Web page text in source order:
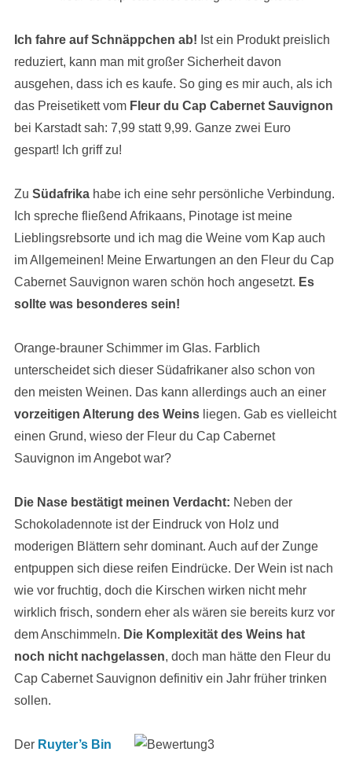
Ich fahre auf Schnäppchen ab! Ist ein Produkt preislich
reduziert, kann man mit großer Sicherheit davon
ausgehen, dass ich es kaufe. So ging es mir auch, als ich
das Preisetikett vom Fleur du Cap Cabernet Sauvignon
bei Karstadt sah: 7,99 statt 9,99. Ganze zwei Euro
gespart! Ich griff zu!
Zu Südafrikahabe ich eine sehr persönliche Verbindung.
Ich spreche fließend Afrikaans, Pinotage ist meine
Lieblingsrebsorte und ich mag die Weine vom Kap auch
im Allgemeinen! Meine Erwartungen an den Fleur du Cap
Cabernet Sauvignon waren schön hoch angesetzt. Es
sollte was besonderes sein!
Orange-brauner Schimmer im Glas. Farblich
unterscheidet sich dieser Südafrikaner also schon von
den meisten Weinen. Das kann allerdings auch an einer
vorzeitigen Alterung des Weinsliegen. Gab es vielleicht
einen Grund, wieso der Fleur du Cap Cabernet
Sauvignon im Angebot war?
Die Nase bestätigt meinen Verdacht: Neben der
Schokoladennote ist der Eindruck von Holz und
moderigen Blättern sehr dominant. Auch auf der Zunge
entpuppen sich diese reifen Eindrücke. Der Wein ist nach
wie vor fruchtig, doch die Kirschen wirken nicht mehr
wirklich frisch, sondern eher als wären sie bereits kurz vor
dem Anschimmeln. Die Komplexität des Weins hat
noch nicht nachgelassen, doch man hätte den Fleur du
Cap Cabernet Sauvignon definitiv ein Jahr früher trinken
sollen.
Der Ruyter’s Bin